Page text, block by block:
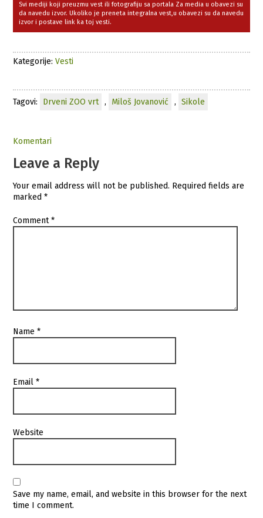
Svi mediji koji preuzmu vest ili fotografiju sa portala Za media u obavezi su
da navedu izvor. Ukoliko je preneta integralna vest,u obavezi su da navedu
izvor i postave link ka toj vesti.
Kategorije:Vesti
Tagovi: Drveni ZOO vrt , Miloš Jovanović , Sikole
Komentari
Leave a Reply
Your email address will not be published. Required fields are
marked*
Comment*
Name*
Email*
Website
Save my name, email, and website in this browser for the next
time I comment.